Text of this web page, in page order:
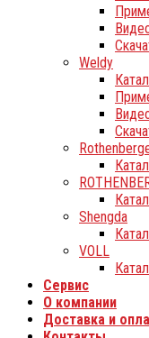
Weldy
Shengda
VOLL
Сервис
О компании
Доставка и